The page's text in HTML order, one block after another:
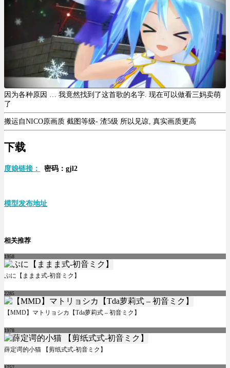
因为各种原因 … 我竟然找到了这首歌的名字. 现在可以做看三妈卖萌
了
搬运自NICO原画质 截图等级- 渣5级 所以见谅, 真实画质更高
下载
度娘链接： 密码：gjl2
模型发布地址
相关推荐
1958
ぷに【ままま式-初音ミク】
2285
【MMD】マトリョシカ【Tda萝莉式 – 初音ミク】
1978
薛定谔的小猫 【剪纸式式-初音ミク】